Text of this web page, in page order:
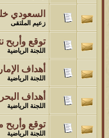
السعودي
زعيم الملتقى
توقع وأربح
اللجنة الرياضية
أهداف
اللجنة الرياضية
أهداف
اللجنة الرياضية
توقع وأربح
اللجنة الرياضية